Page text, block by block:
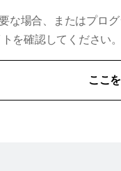
な場合、またはプロ
を確認してください。
ここ